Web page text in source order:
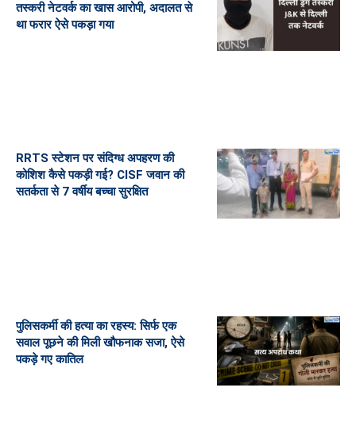
तस्करी नेटवर्क का खास आरोपी, अदालत से
था फरार ऐसे पकड़ा गया
RRTS स्टेशन पर संदिग्ध अपहरण की
कोशिश कैसे पकड़ी गई? CISF जवान की
सतर्कता से 7 वर्षीय बच्चा सुरक्षित
पुलिसकर्मी की हत्या का रहस्य: सिर्फ एक
सवाल पूछने की मिली खौफनाक सजा, ऐसे
पकड़े गए कातिल